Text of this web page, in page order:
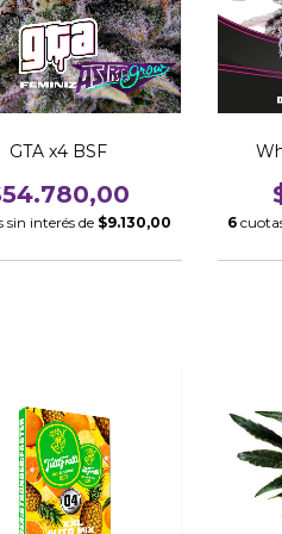
GTA x4 BSF
sin interés de $9.130,00 6